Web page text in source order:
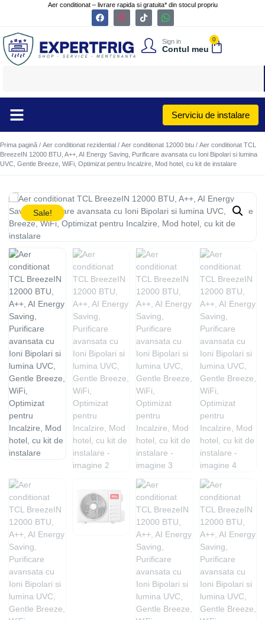
Aer conditionat – livrare rapida si gratuita* din stocul propriu
Sign in
Contul meu
0
Serviciu de instalare
Prima pagină / Aer conditionat rezidential / Aer conditionat 12000 btu / Aer conditionat TCL
BreezeIN 12000 BTU, A++, AI Energy Saving, Purificare avansata cu Ioni Bipolari si lumina
UVC, Gentle Breeze, WiFi, Optimizat pentru Incalzire, Mod hotel, cu kit de instalare
Sale!